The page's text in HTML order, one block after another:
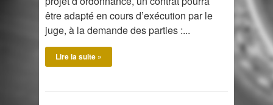
être adapté en cours d’exécution par le
juge, à la demande des parties :...
Lire la suite »